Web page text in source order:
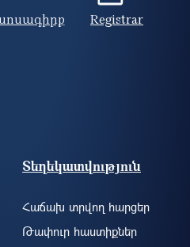
Registrar
Տեղեկատվություն
Հաճախ տրվող հարցեր
Թափուր հաստիքներ